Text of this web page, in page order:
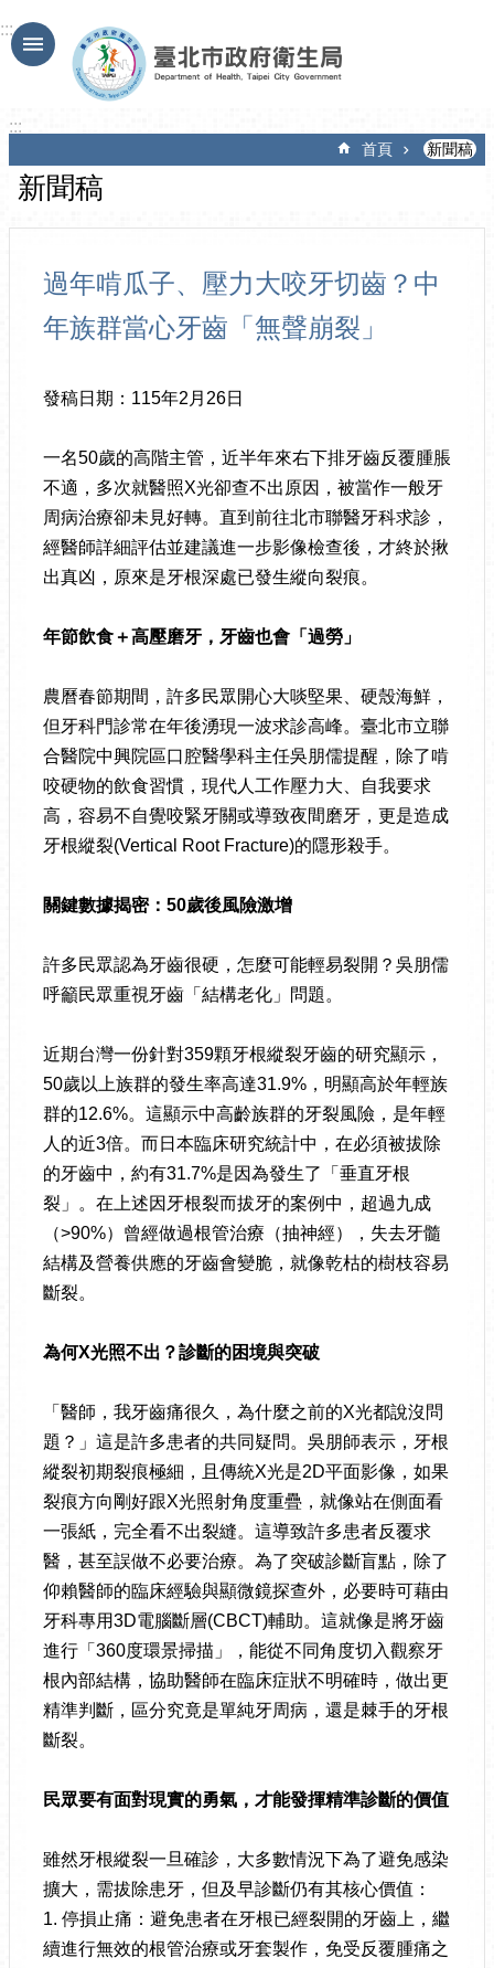
跳到主要內容區塊
:::
:::
首頁 新聞稿
新聞稿
過年啃瓜子、壓力大咬牙切齒？中
年族群當心牙齒「無聲崩裂」
發稿日期：115年2月26日
一名50歲的高階主管，近半年來右下排牙齒反覆腫脹
不適，多次就醫照X光卻查不出原因，被當作一般牙
周病治療卻未見好轉。直到前往北市聯醫牙科求診，
經醫師詳細評估並建議進一步影像檢查後，才終於揪
出真凶，原來是牙根深處已發生縱向裂痕。
年節飲食＋高壓磨牙，牙齒也會「過勞」
農曆春節期間，許多民眾開心大啖堅果、硬殼海鮮，
但牙科門診常在年後湧現一波求診高峰。臺北市立聯
合醫院中興院區口腔醫學科主任吳朋儒提醒，除了啃
咬硬物的飲食習慣，現代人工作壓力大、自我要求
高，容易不自覺咬緊牙關或導致夜間磨牙，更是造成
牙根縱裂(Vertical Root Fracture)的隱形殺手。
關鍵數據揭密： 50歲後風險激增
許多民眾認為牙齒很硬，怎麼可能輕易裂開？吳朋儒
呼籲民眾重視牙齒「結構老化」問題。
近期台灣一份針對359顆牙根縱裂牙齒的研究顯示，
50歲以上族群的發生率高達31.9%，明顯高於年輕族
群的12.6%。這顯示中高齡族群的牙裂風險，是年輕
人的近3倍。而日本臨床研究統計中，在必須被拔除
的牙齒中，約有31.7%是因為發生了「垂直牙根
裂」。在上述因牙根裂而拔牙的案例中，超過九成
（>90%）曾經做過根管治療（抽神經），失去牙髓
結構及營養供應的牙齒會變脆，就像乾枯的樹枝容易
斷裂。
為何X光照不出？診斷的困境與突破
「醫師，我牙齒痛很久，為什麼之前的X光都說沒問
題？」這是許多患者的共同疑問。吳朋師表示，牙根
縱裂初期裂痕極細，且傳統X光是2D平面影像，如果
裂痕方向剛好跟X光照射角度重疊，就像站在側面看
一張紙，完全看不出裂縫。這導致許多患者反覆求
醫，甚至誤做不必要治療。為了突破診斷盲點，除了
仰賴醫師的臨床經驗與顯微鏡探查外，必要時可藉由
牙科專用3D電腦斷層(CBCT)輔助。這就像是將牙齒
進行「360度環景掃描」，能從不同角度切入觀察牙
根內部結構，協助醫師在臨床症狀不明確時，做出更
精準判斷，區分究竟是單純牙周病，還是棘手的牙根
斷裂。
民眾要有面對現實的勇氣，才能發揮精準診斷的價值
雖然牙根縱裂一旦確診，大多數情況下為了避免感染
擴大，需拔除患牙，但及早診斷仍有其核心價值：
1. 停損止痛：避免患者在牙根已經裂開的牙齒上，繼
續進行無效的根管治療或牙套製作，免受反覆腫痛之